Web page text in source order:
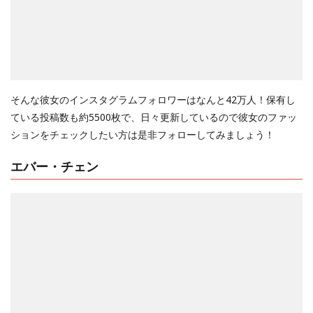
そんな彼女のインスタグラムフォロワーはなんと42万人！保有し
ている投稿数も約5500枚で、日々更新しているので彼女のファッ
ションをチェックしたい方は是非フォローしてみましょう！
エバー・チェン